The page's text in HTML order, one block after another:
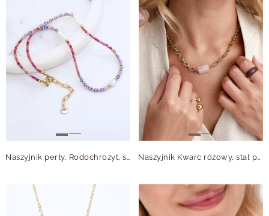
Naszyjnik perły, Rodochrozyt, stal pozłacana S316219Z00 Naszyjnik Kwarc różowy, stal pozłacana S316301Z00